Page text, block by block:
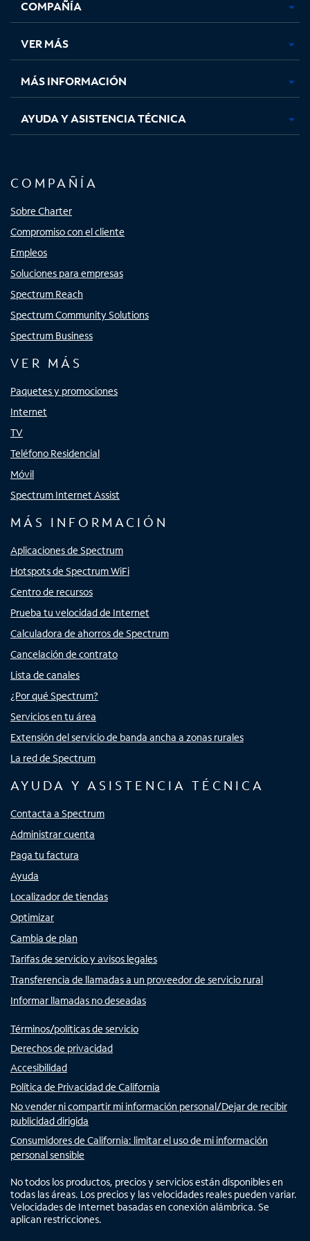
abre
en
pestaña
nueva
abre
en
pestaña
nueva
abre
en
pestaña
nueva
en
nueva
COMPAÑÍA
VER MÁS
MÁS INFORMACIÓN
AYUDA Y ASISTENCIA TÉCNICA
COMPAÑÍA
Sobre Charter
Compromiso con el cliente
Empleos
Soluciones para empresas
Spectrum Reach
Spectrum Community Solutions
Spectrum Business
VER MÁS
Paquetes y promociones
Internet
TV
Teléfono Residencial
Móvil
Spectrum Internet Assist
MÁS INFORMACIÓN
Aplicaciones de Spectrum
Hotspots de Spectrum WiFi
Centro de recursos
Prueba tu velocidad de Internet
Calculadora de ahorros de Spectrum
Cancelación de contrato
Lista de canales
¿Por qué Spectrum?
Servicios en tu área
Extensión del servicio de banda ancha a zonas rurales
La red de Spectrum
AYUDA Y ASISTENCIA TÉCNICA
Contacta a Spectrum
Administrar cuenta
Paga tu factura
Ayuda
Localizador de tiendas
Optimizar
Cambia de plan
Tarifas de servicio y avisos legales
Transferencia de llamadas a un proveedor de servicio rural
Informar llamadas no deseadas
Términos/políticas de servicio
Derechos de privacidad
Accesibilidad
Política de Privacidad de California
No vender ni compartir mi información personal/Dejar de recibir
publicidad dirigida
Consumidores de California: limitar el uso de mi información
personal sensible
No todos los productos, precios y servicios están disponibles en
todas las áreas. Los precios y las velocidades reales pueden variar.
Velocidades de Internet basadas en conexión alámbrica. Se
aplican restricciones.